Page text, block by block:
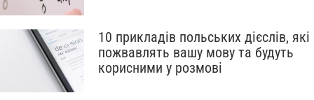
10 прикладів польських дієслів, які
пожвавлять вашу мову та будуть
корисними у розмові